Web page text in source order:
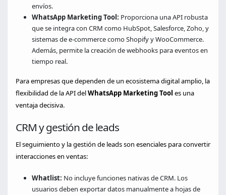
envíos.
WhatsApp Marketing Tool: Proporciona una API robusta
que se integra con CRM como HubSpot, Salesforce, Zoho, y
sistemas de e-commerce como Shopify y WooCommerce.
Además, permite la creación de webhooks para eventos en
tiempo real.
Para empresas que dependen de un ecosistema digital amplio, la
flexibilidad de la API delWhatsApp Marketing Tool es una
ventaja decisiva.
CRM y gestión de leads
El seguimiento y la gestión de leads son esenciales para convertir
interacciones en ventas:
Whatlist: No incluye funciones nativas de CRM. Los
usuarios deben exportar datos manualmente a hojas de